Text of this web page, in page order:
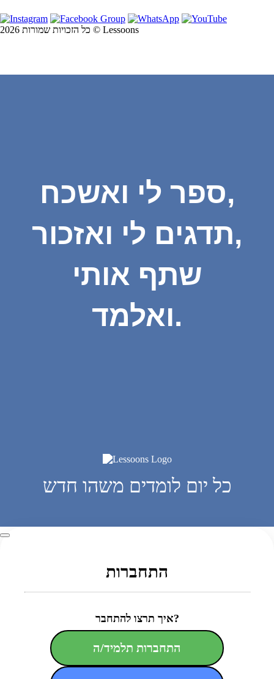
כל הזכויות שמורות 2026 © Lessoons
ספר לי ואשכח,
תדגים לי ואזכור,
שתף אותי
ואלמד.
כל יום לומדים משהו חדש
התחברות
איך תרצו להתחבר?
התחברות תלמיד/ה